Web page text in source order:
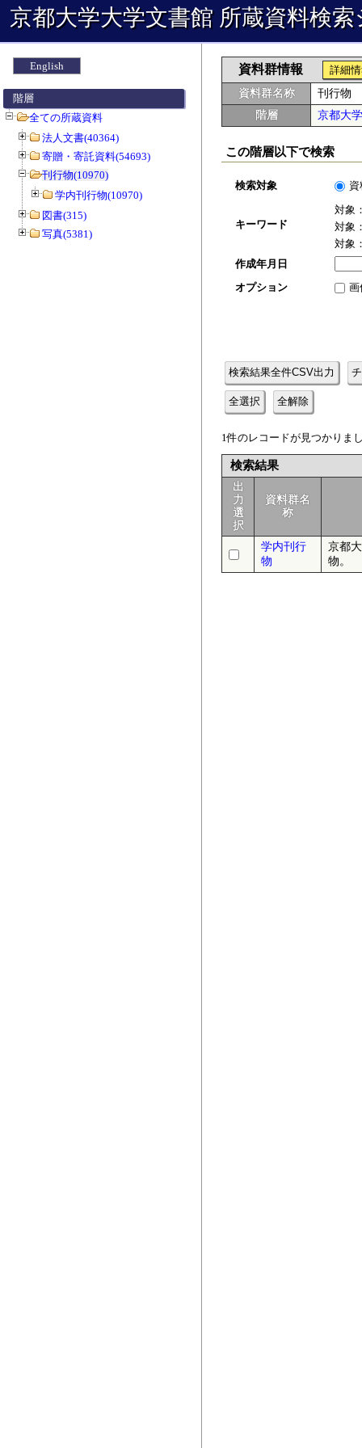
京都大学大学文書館 所蔵資料検
English
階層
全ての所蔵資料
法人文書(40364)
寄贈・寄託資料(54693)
刊行物(10970)
学内刊行物(10970)
図書(315)
写真(5381)
資料群情報
詳細
資料群名称
刊行物
階層
京都大
この階層以下で検索
検索対象 資
キーワード
対象
対象
対象
作成年月日
オプション
画
検索結果全件CSV出力
全選択 全解除
1件のレコードが見つかりま
検索結果
出
力
選
択
資料群名
称
学内刊行
物
京都
物。